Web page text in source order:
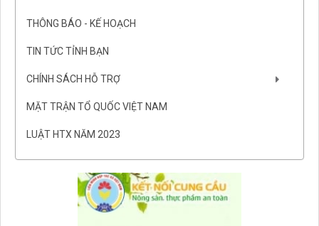
THÔNG BÁO - KẾ HOẠCH
TIN TỨC TỈNH BẠN
CHÍNH SÁCH HỖ TRỢ
MẶT TRẬN TỔ QUỐC VIỆT NAM
LUẬT HTX NĂM 2023